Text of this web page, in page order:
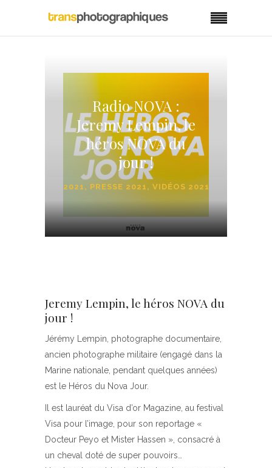
Radio NOVA :
Jeremy Lempin, le
héros NOVA du
jour !
2021 , PRESSE 2021 , VIDÉOS 2021
Jeremy Lempin, le héros NOVA du
jour !
Jérémy Lempin, photographe documentaire,
ancien photographe militaire (engagé dans la
Marine nationale, pendant quelques années)
est le Héros du Nova Jour.
Il est lauréat du Visa d’or Magazine, au festival
Visa pour l’image, pour son reportage «
Docteur Peyo et Mister Hassen », consacré à
un cheval doté de super pouvoirs…